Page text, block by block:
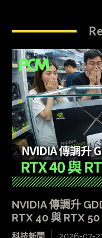
NVIDIA 傳調升
RTX 40 與 RTX